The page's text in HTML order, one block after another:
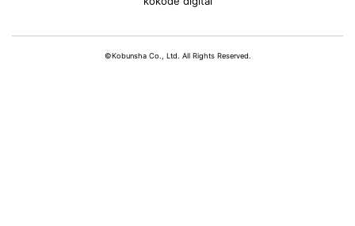
©Kobunsha Co., Ltd. All Rights Reserved.